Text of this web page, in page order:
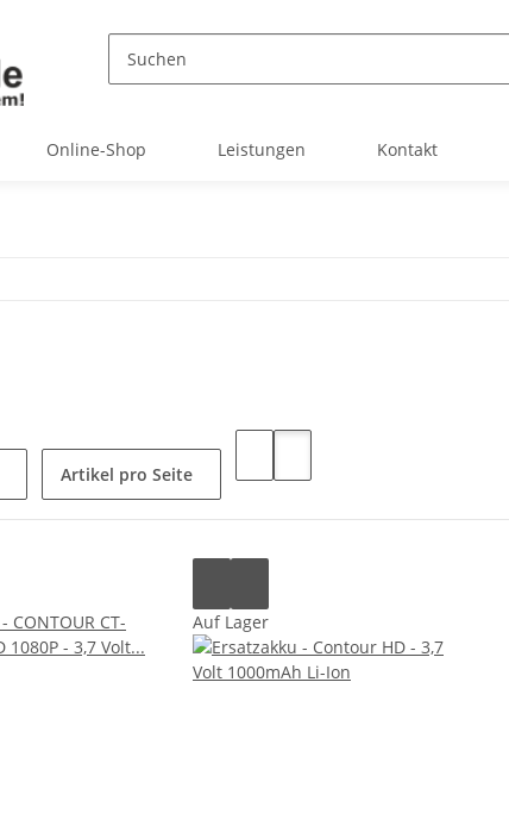
Online-Shop Leistungen Kontakt
Artikel pro Seite
Auf Lager